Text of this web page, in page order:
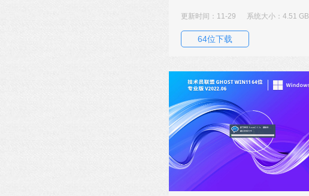
更新时间：11-29 系统大小：4.51 GB
64位下载